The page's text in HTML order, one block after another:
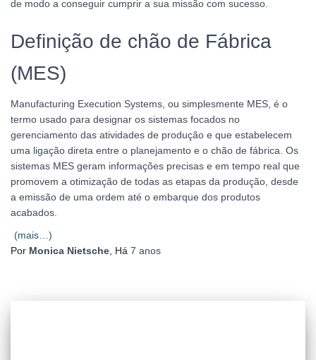
de modo a conseguir cumprir a sua missão com sucesso.
Definição de chão de Fábrica
(MES)
Manufacturing Execution Systems, ou simplesmente MES, é o
termo usado para designar os sistemas focados no
gerenciamento das atividades de produção e que estabelecem
uma ligação direta entre o planejamento e o chão de fábrica. Os
sistemas MES geram informações precisas e em tempo real que
promovem a otimização de todas as etapas da produção, desde
a emissão de uma ordem até o embarque dos produtos
acabados.
(mais…)
Por Monica Nietsche , Há 7 anos